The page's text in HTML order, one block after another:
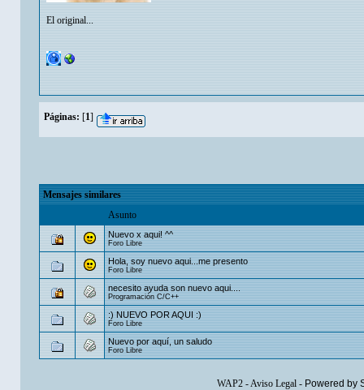
El original...
Páginas: [1]
Mensajes similares
Asunto
Nuevo x aqui! ^^
Foro Libre
Hola, soy nuevo aqui...me presento
Foro Libre
necesito ayuda son nuevo aqui....
Programación C/C++
:) NUEVO POR AQUI :)
Foro Libre
Nuevo por aquí, un saludo
Foro Libre
WAP2-Aviso Legal- Powered by